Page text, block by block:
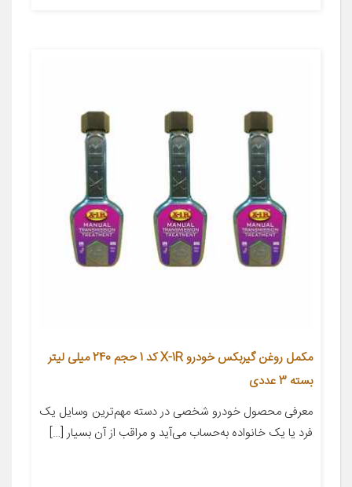
مکمل روغن گیربکس خودرو X-1R کد 1 حجم 240 میلی لیتر
بسته 3 عددی
معرفی محصول خودرو شخصی در دسته مهم‌ترین وسایل یک
فرد یا یک خانواده به‌حساب می‌آید و مراقب از آن بسیار […]